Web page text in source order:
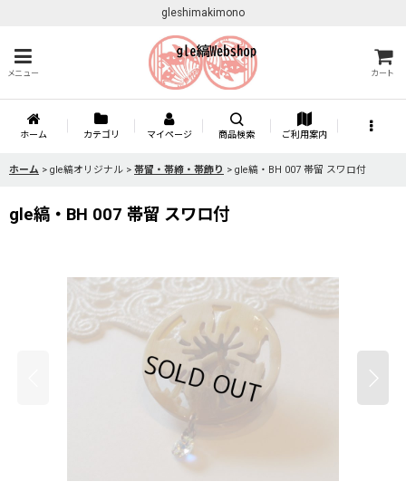
gleshimakimono
メニュー カート
ホーム カテゴリ マイページ 商品検索 ご利用案内
ホーム > gle縞オリジナル > 帯留・帯締・帯飾り > gle縞・BH 007 帯留 スワロ付
gle縞・BH 007 帯留 スワロ付